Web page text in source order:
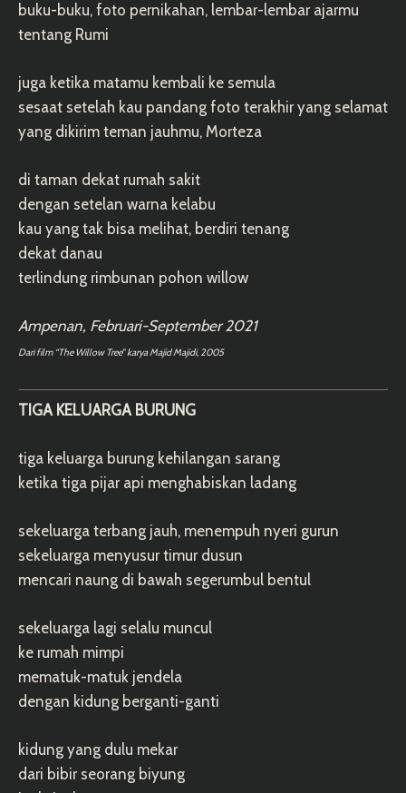
buku-buku, foto pernikahan, lembar-lembar ajarmu
tentang Rumi
juga ketika matamu kembali ke semula
sesaat setelah kau pandang foto terakhir yang selamat
yang dikirim teman jauhmu, Morteza
di taman dekat rumah sakit
dengan setelan warna kelabu
kau yang tak bisa melihat, berdiri tenang
dekat danau
terlindung rimbunan pohon willow
Ampenan, Februari-September 2021
Dari film “The Willow Tree” karya Majid Majidi, 2005
TIGA KELUARGA BURUNG
tiga keluarga burung kehilangan sarang
ketika tiga pijar api menghabiskan ladang
sekeluarga terbang jauh, menempuh nyeri gurun
sekeluarga menyusur timur dusun
mencari naung di bawah segerumbul bentul
sekeluarga lagi selalu muncul
ke rumah mimpi
mematuk-matuk jendela
dengan kidung berganti-ganti
kidung yang dulu mekar
dari bibir seorang biyung